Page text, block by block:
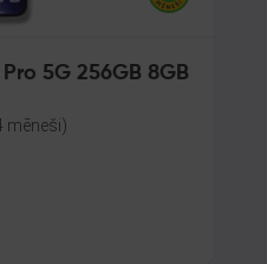
5G 256GB 8GB
mēneši)